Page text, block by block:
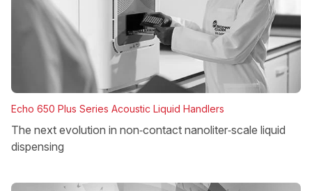
Echo 650 Plus Series Acoustic Liquid Handlers
The next evolution in non‑contact nanoliter‑scale liquid
dispensing